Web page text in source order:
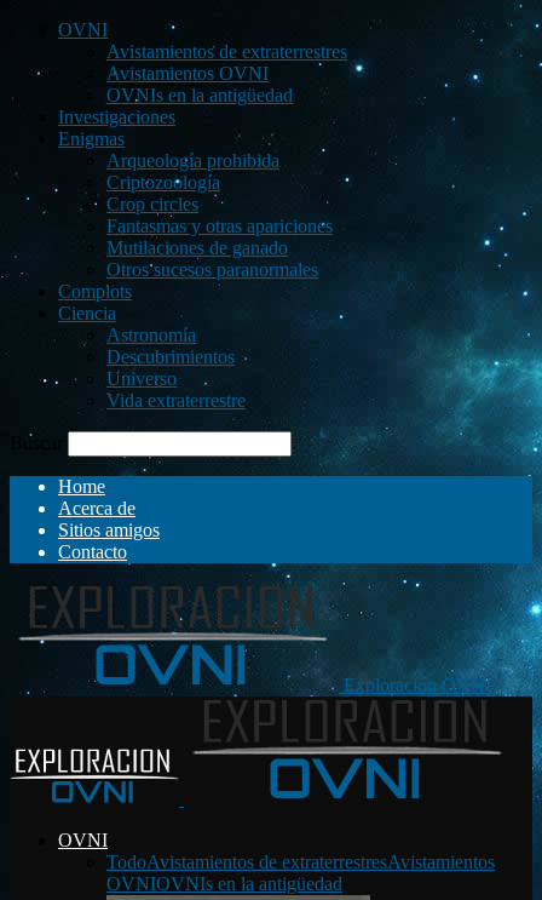
OVNI
Avistamientos de extraterrestres
Avistamientos OVNI
OVNIs en la antigüedad
Investigaciones
Enigmas
Arqueología prohibida
Criptozoología
Crop circles
Fantasmas y otras apariciones
Mutilaciones de ganado
Otros sucesos paranormales
Complots
Ciencia
Astronomía
Descubrimientos
Universo
Vida extraterrestre
Buscar
Home
Acerca de
Sitios amigos
Contacto
Exploración OVNI
OVNI
TodoAvistamientos de extraterrestresAvistamientos
OVNIOVNIs en la antigüedad